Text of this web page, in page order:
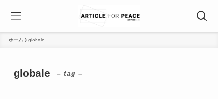
ホーム globale
globale – tag –